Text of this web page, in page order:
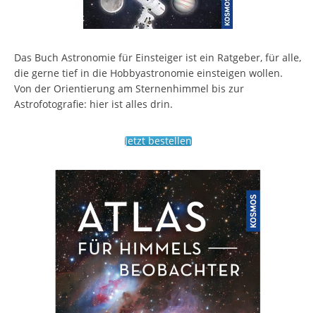
Das Buch Astronomie für Einsteiger ist ein Ratgeber, für alle,
die gerne tief in die Hobbyastronomie einsteigen wollen.
Von der Orientierung am Sternenhimmel bis zur
Astrofotografie: hier ist alles drin.
Jetzt bestellen